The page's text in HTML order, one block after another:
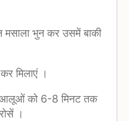
भुन कर उसमें बाकी
मिलाएं ।
आलूओं को 6-8 मिनट तक
।